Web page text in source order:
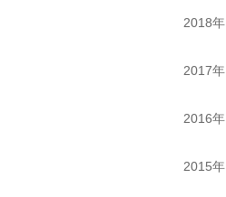
2018年
2017年
2016年
2015年